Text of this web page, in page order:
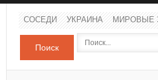
СОСЕДИ УКРАИНА МИРОВЫЕ
Поиск